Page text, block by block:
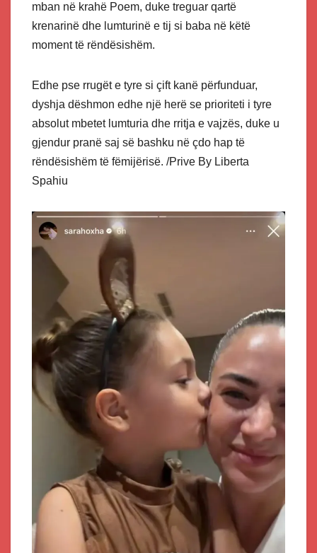
mban në krahë Poem, duke treguar qartë
krenarinë dhe lumturinë e tij si baba në këtë
moment të rëndësishëm.
Edhe pse rrugët e tyre si çift kanë përfunduar,
dyshja dëshmon edhe një herë se prioriteti i tyre
absolut mbetet lumturia dhe rritja e vajzës, duke u
gjendur pranë saj së bashku në çdo hap të
rëndësishëm të fëmijërisë. /Prive By Liberta
Spahiu